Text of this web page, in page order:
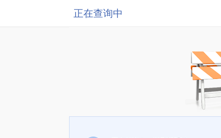
正在查询中